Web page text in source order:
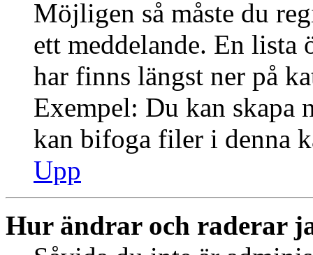
Möjligen så måste du
ett meddelande. En
har finns längst ner på
Exempel: Du kan skapa
kan bifoga filer i denna
Upp
Hur ändrar och raderar